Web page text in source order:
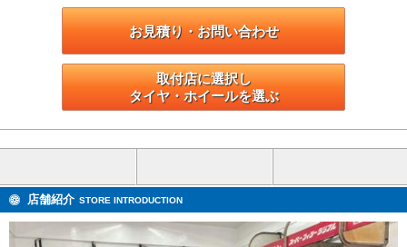
お見積り・お問い合わせ
取付店に選択し
タイヤ・ホイールを選ぶ
店舗紹介 STORE INTRODUCTION